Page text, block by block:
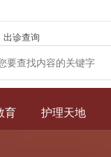
出诊查询
育 护理天地